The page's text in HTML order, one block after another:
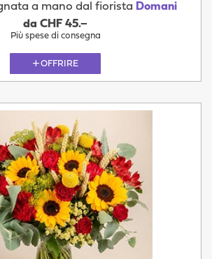
a mano dal fiorista Domani
da CHF 45.–
Più spese di consegna
OFFRIRE